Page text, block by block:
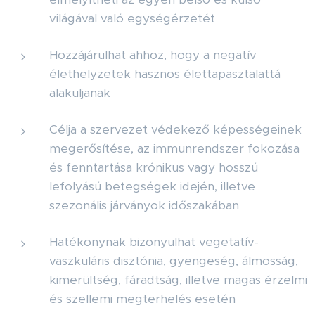
világával való egységérzetét
Hozzájárulhat ahhoz, hogy a negatív
élethelyzetek hasznos élettapasztalattá
alakuljanak
Célja a szervezet védekező képességeinek
megerősítése, az immunrendszer fokozása
és fenntartása krónikus vagy hosszú
lefolyású betegségek idején, illetve
szezonális járványok időszakában
Hatékonynak bizonyulhat vegetatív-
vaszkuláris disztónia, gyengeség, álmosság,
kimerültség, fáradtság, illetve magas érzelmi
és szellemi megterhelés esetén